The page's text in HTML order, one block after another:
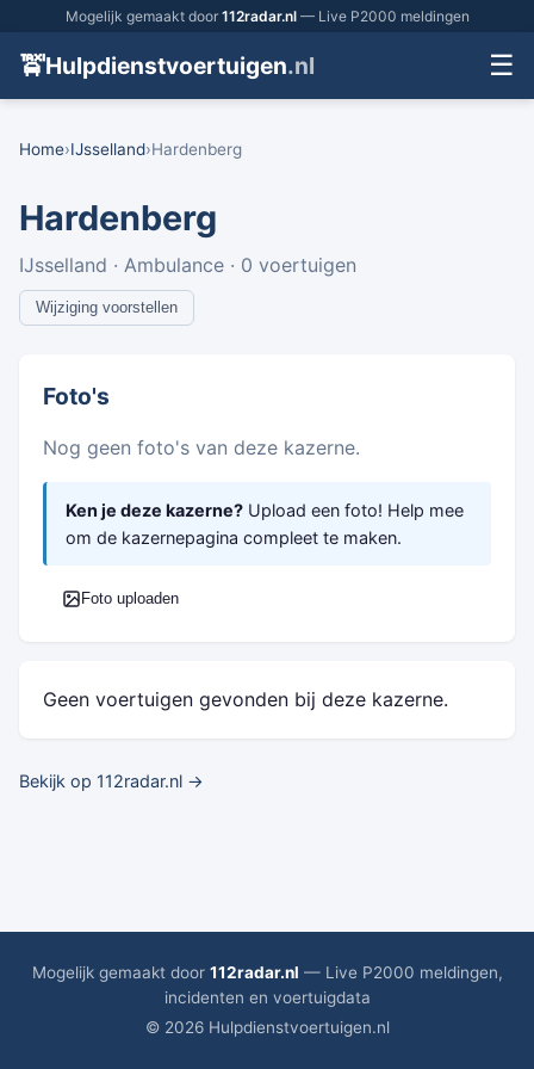
Mogelijk gemaakt door 112radar.nl— Live P2000 meldingen
🚖Hulpdienstvoertuigen.nl ☰
Home›IJsselland›Hardenberg
Hardenberg
IJsselland · Ambulance · 0 voertuigen
Wijziging voorstellen
Foto's
Nog geen foto's van deze kazerne.
Ken je deze kazerne? Upload een foto! Help mee
om de kazernepagina compleet te maken.
Foto uploaden
Geen voertuigen gevonden bij deze kazerne.
Bekijk op 112radar.nl →
Mogelijk gemaakt door 112radar.nl — Live P2000 meldingen,
incidenten en voertuigdata
© 2026 Hulpdienstvoertuigen.nl